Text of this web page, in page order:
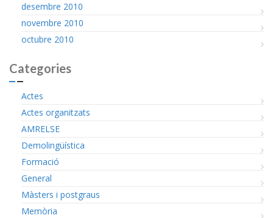
desembre 2010
novembre 2010
octubre 2010
Categories
Actes
Actes organitzats
AMRELSE
Demolingüística
Formació
General
Màsters i postgraus
Memòria